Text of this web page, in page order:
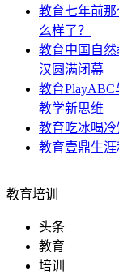
教育七年前
么样了？
教育中国自
汉圆满闭幕
教育
教学新思维
教育吃冰喝冷
教育壹鼎生
教育培训
头条
教育
培训